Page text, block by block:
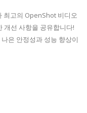
최고의 OpenShot 비디오
개선 사항을 공유합니다!
은 안정성과 성능 향상이